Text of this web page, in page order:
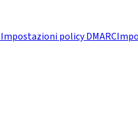
Impostazioni policy DMARC